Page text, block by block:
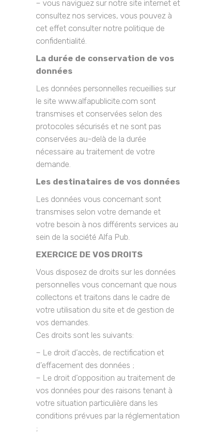
– vous naviguez sur notre site internet et
consultez nos services, vous pouvez à
cet effet consulter notre politique de
confidentialité.
La durée de conservation de vos
données
Les données personnelles recueillies sur
le site www.alfapublicite.com sont
transmises et conservées selon des
protocoles sécurisés et ne sont pas
conservées au-delà de la durée
nécessaire au traitement de votre
demande.
Les destinataires de vos données
Les données vous concernant sont
transmises selon votre demande et
votre besoin à nos différents services au
sein de la société Alfa Pub.
EXERCICE DE VOS DROITS
Vous disposez de droits sur les données
personnelles vous concernant que nous
collectons et traitons dans le cadre de
votre utilisation du site et de gestion de
vos demandes.
Ces droits sont les suivants:
– Le droit d’accès, de rectification et
d’effacement des données ;
– Le droit d’opposition au traitement de
vos données pour des raisons tenant à
votre situation particulière dans les
conditions prévues par la réglementation
;